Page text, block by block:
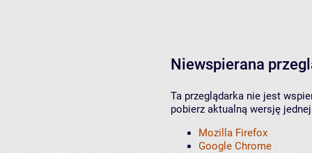
Niewspierana
Ta przeglądarka nie jest
pobierz aktualną wersję
Mozilla Firefox
Google Chrome